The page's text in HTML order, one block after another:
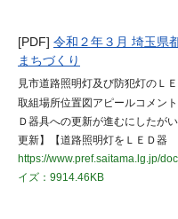
[PDF] 令和２年３月 埼玉県
まちづくり
見市道路照明灯及び防犯灯のＬ
取組場所位置図アピールコメン
Ｄ器具への更新が進むにしたが
更新】【道路照明灯をＬＥＤ器
https://www.pref.saitama.lg.jp/
イズ：9914.46KB